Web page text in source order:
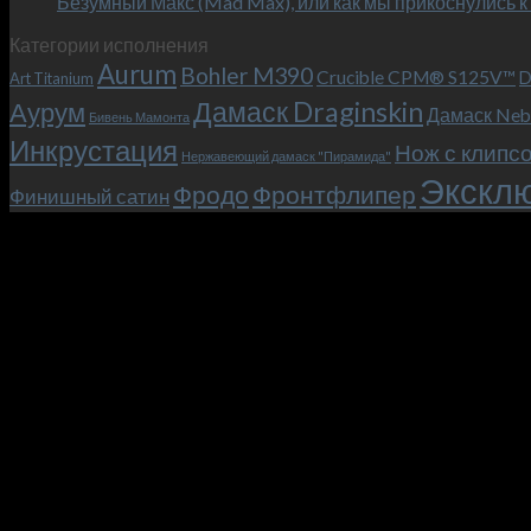
Категории исполнения
Art Titanium Aurum Bohler M390Crucible CPM® S125V™
Аурум Бивень Мамонта Дамаск Draginskin Дамаск
Инкрустация Нержавеющий дамаск "Пирамида" Нож с
Финишный сатин Фродо Фронтфлипер